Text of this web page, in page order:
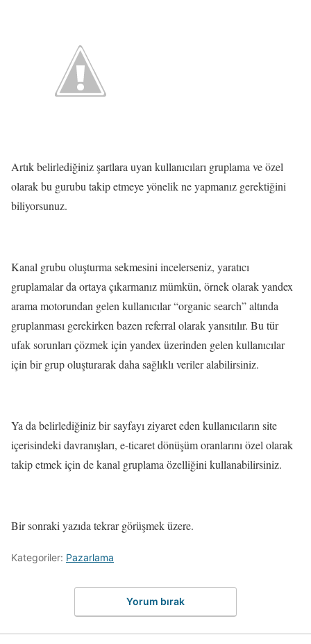
Artık belirlediğiniz şartlara uyan kullanıcıları gruplama ve özel
olarak bu gurubu takip etmeye yönelik ne yapmanız gerektiğini
biliyorsunuz.
Kanal grubu oluşturma sekmesini incelerseniz, yaratıcı
gruplamalar da ortaya çıkarmanız mümkün, örnek olarak yandex
arama motorundan gelen kullanıcılar “organic search” altında
gruplanması gerekirken bazen referral olarak yansıtılır. Bu tür
ufak sorunları çözmek için yandex üzerinden gelen kullanıcılar
için bir grup oluşturarak daha sağlıklı veriler alabilirsiniz.
Ya da belirlediğiniz bir sayfayı ziyaret eden kullanıcıların site
içerisindeki davranışları, e-ticaret dönüşüm oranlarını özel olarak
takip etmek için de kanal gruplama özelliğini kullanabilirsiniz.
Bir sonraki yazıda tekrar görüşmek üzere.
Kategoriler: Pazarlama
Yorum bırak